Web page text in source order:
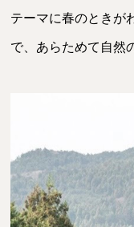
テーマに春のときが
で、あらためて自然